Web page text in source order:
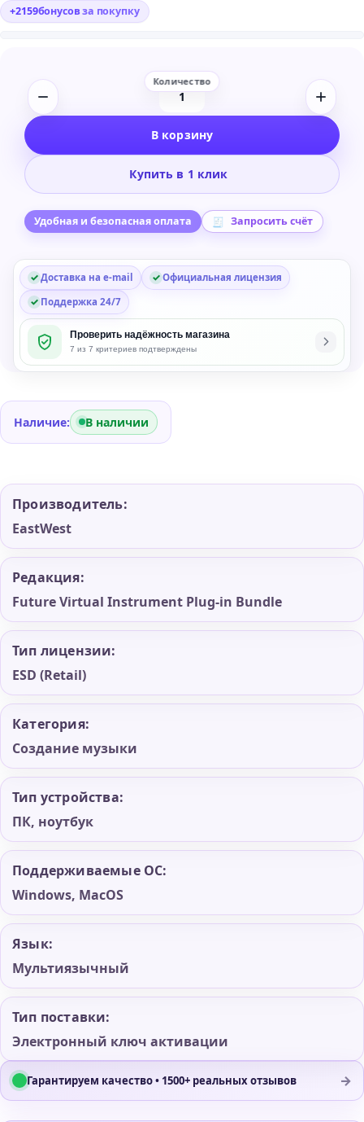
+2159бонусовза покупку
Количество
EastWest
Virtual
Plug-
Bundle
В корзину
Купить в 1 клик
Удобная и безопасная оплата Запросить счёт
Доставка на e-mail
Официальная лицензия
Поддержка 24/7
Проверить надёжность магазина
7 из 7 критериев подтверждены
Наличие: В наличии
Производитель:
EastWest
Редакция:
Future Virtual Instrument Plug-in Bundle
Тип лицензии:
ESD (Retail)
Категория:
Создание музыки
Тип устройства:
ПК, ноутбук
Поддерживаемые ОС:
Windows, MacOS
Язык:
Мультиязычный
Тип поставки:
Электронный ключ активации
Гарантируем качество • 1500+ реальных отзывов →